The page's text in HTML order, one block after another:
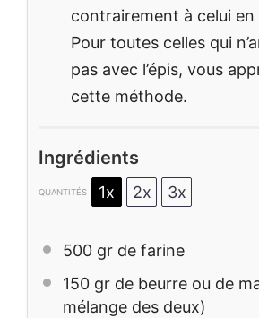
contrairement à celui en
Pour toutes celles qui
pas avec l’épis, vous
cette méthode.
Ingrédients
QUANTITÉS 1x 2x 3x
500 gr de farine
150 gr de beurre ou de
mélange des deux)